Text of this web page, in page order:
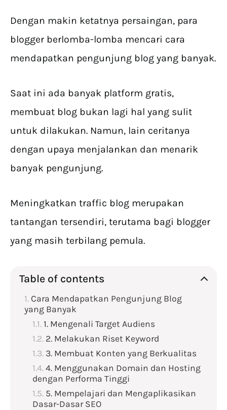
Dengan makin ketatnya persaingan, para
blogger berlomba-lomba mencari cara
mendapatkan pengunjung blog yang banyak.
Saat ini ada banyak platform gratis,
membuat blog bukan lagi hal yang sulit
untuk dilakukan. Namun, lain ceritanya
dengan upaya menjalankan dan menarik
banyak pengunjung.
Meningkatkan traffic blog merupakan
tantangan tersendiri, terutama bagi blogger
yang masih terbilang pemula.
Table of contents
Cara Mendapatkan Pengunjung Blog
yang Banyak
1. Mengenali Target Audiens
2. Melakukan Riset Keyword
3. Membuat Konten yang Berkualitas
4. Menggunakan Domain dan Hosting
dengan Performa Tinggi
5. Mempelajari dan Mengaplikasikan
Dasar-Dasar SEO